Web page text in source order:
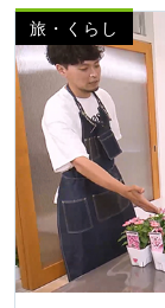
旅・くらし